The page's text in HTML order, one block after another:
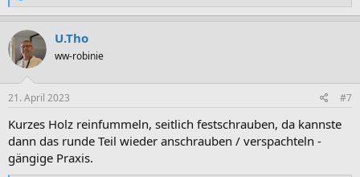
e
a
k
t
i
o
n
e
:
U.Tho
ww-robinie
21. April 2023 #7
Kurzes Holz reinfummeln, seitlich festschrauben, da kannste
dann das runde Teil wieder anschrauben / verspachteln -
gängige Praxis.